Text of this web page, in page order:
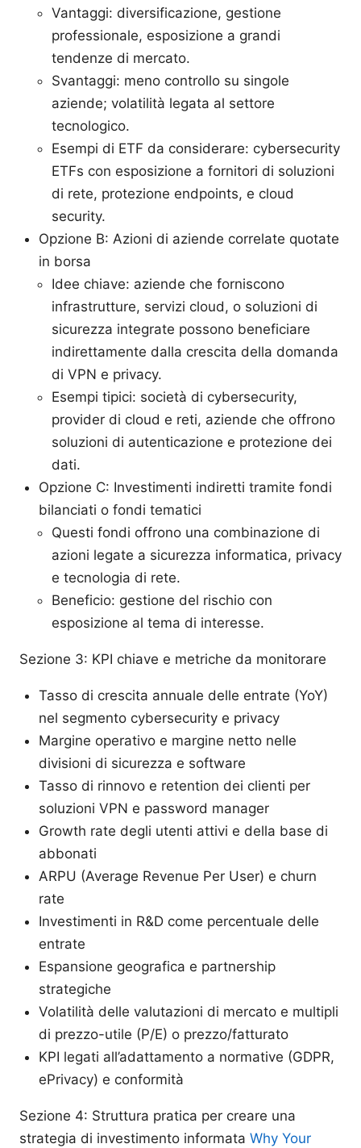
Vantaggi: diversificazione, gestione
professionale, esposizione a grandi
tendenze di mercato.
Svantaggi: meno controllo su singole
aziende; volatilità legata al settore
tecnologico.
Esempi di ETF da considerare: cybersecurity
ETFs con esposizione a fornitori di soluzioni
di rete, protezione endpoints, e cloud
security.
Opzione B: Azioni di aziende correlate quotate
in borsa
Idee chiave: aziende che forniscono
infrastrutture, servizi cloud, o soluzioni di
sicurezza integrate possono beneficiare
indirettamente dalla crescita della domanda
di VPN e privacy.
Esempi tipici: società di cybersecurity,
provider di cloud e reti, aziende che offrono
soluzioni di autenticazione e protezione dei
dati.
Opzione C: Investimenti indiretti tramite fondi
bilanciati o fondi tematici
Questi fondi offrono una combinazione di
azioni legate a sicurezza informatica, privacy
e tecnologia di rete.
Beneficio: gestione del rischio con
esposizione al tema di interesse.
Sezione 3: KPI chiave e metriche da monitorare
Tasso di crescita annuale delle entrate (YoY)
nel segmento cybersecurity e privacy
Margine operativo e margine netto nelle
divisioni di sicurezza e software
Tasso di rinnovo e retention dei clienti per
soluzioni VPN e password manager
Growth rate degli utenti attivi e della base di
abbonati
ARPU (Average Revenue Per User) e churn
rate
Investimenti in R&D come percentuale delle
entrate
Espansione geografica e partnership
strategiche
Volatilità delle valutazioni di mercato e multipli
di prezzo-utile (P/E) o prezzo/fatturato
KPI legati all’adattamento a normative (GDPR,
ePrivacy) e conformità
Sezione 4: Struttura pratica per creare una
strategia di investimento informata Why Your